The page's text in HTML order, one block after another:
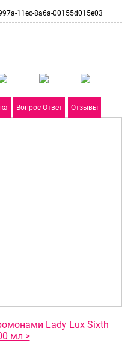
11ec-8a6a-00155d015e03
Вопрос-Ответ Отзывы
Lady Lux Sixth
мл >